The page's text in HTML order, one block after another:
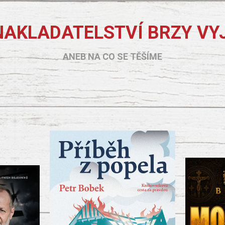
BRZY
ANEB NA CO SE TĚŠÍME